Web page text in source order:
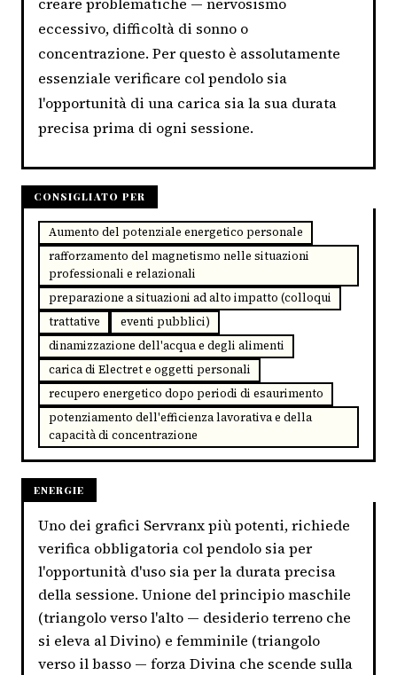
eccessivo, difficoltà di sonno o
concentrazione. Per questo è assolutamente
essenziale verificare col pendolo sia
l'opportunità di una carica sia la sua durata
precisa prima di ogni sessione.
CONSIGLIATO PER
Aumento del potenziale energetico personale
rafforzamento del magnetismo nelle situazioni
professionali e relazionali
preparazione a situazioni ad alto impatto (colloqui
trattative
eventi pubblici)
dinamizzazione dell'acqua e degli alimenti
carica di Electret e oggetti personali
recupero energetico dopo periodi di esaurimento
potenziamento dell'efficienza lavorativa e della
capacità di concentrazione
ENERGIE
Uno dei grafici Servranx più potenti, richiede
verifica obbligatoria col pendolo sia per
l'opportunità d'uso sia per la durata precisa
della sessione. Unione del principio maschile
(triangolo verso l'alto — desiderio terreno che
si eleva al Divino) e femminile (triangolo
verso il basso — forza Divina che scende sulla